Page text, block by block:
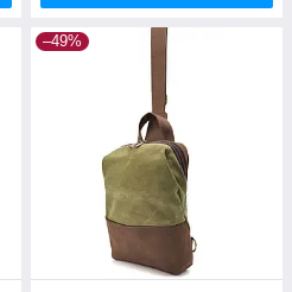
–49%